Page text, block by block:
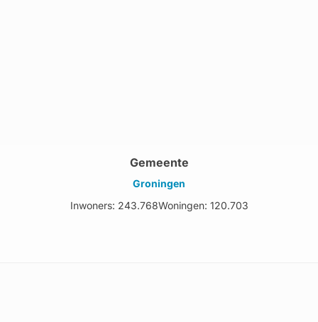
Gemeente
Groningen
Inwoners: 243.768Woningen: 120.703